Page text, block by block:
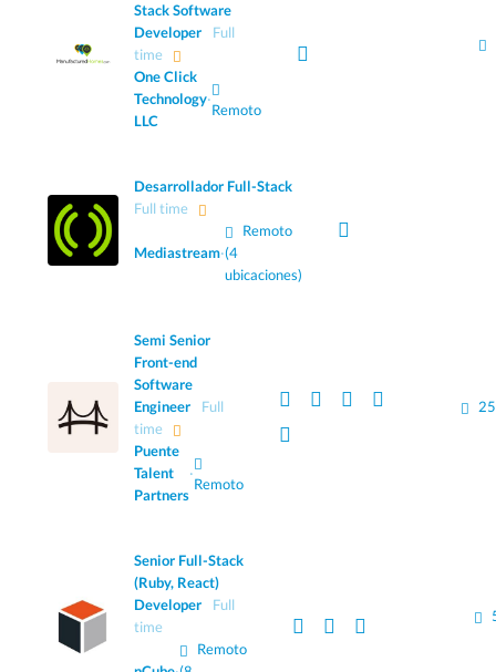
Stack Software
Developer
Full
time
One Click
Technology
LLC
·
Remoto
Desarrollador Full-Stack
Full time
Mediastream·
Remoto
(4
ubicaciones)
Semi Senior
Front-end
Software
Engineer
Full
time
Puente
Talent
Partners
·
Remoto
Senior Full-Stack
(Ruby, React)
Developer
Full
time
Remoto